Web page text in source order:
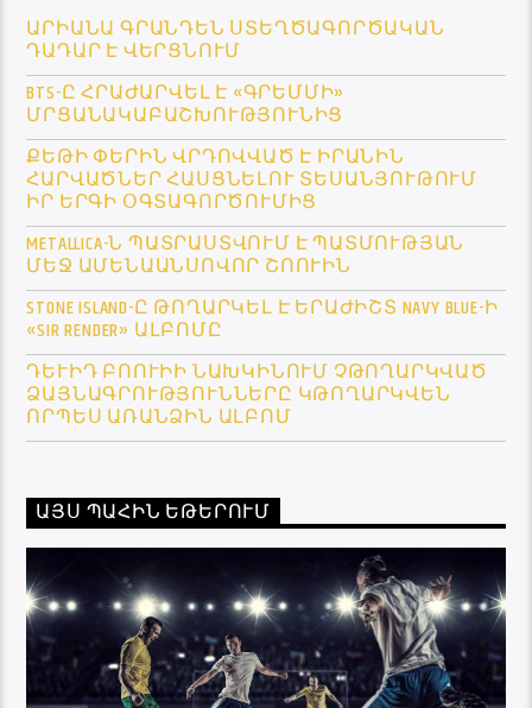
ԱՐԻԱՆԱ ԳՐԱՆԴԵՆ ՍՏԵՂԾԱԳՈՐԾԱԿԱՆ
ԴԱԴԱՐ Է ՎԵՐՑՆՈՒՄ
BTS-Ը ՀՐԱԺԱՐՎԵԼ Է «ԳՐԵՄՄԻ»
ՄՐՑԱՆԱԿԱԲԱՇԽՈՒԹՅՈՒՆԻՑ
ՔԵԹԻ ՓԵՐԻՆ ՎՐԴՈՎՎԱԾ Է ԻՐԱՆԻՆ
ՀԱՐՎԱԾՆԵՐ ՀԱՍՑՆԵԼՈՒ ՏԵՍԱՆՅՈՒԹՈՒՄ
ԻՐ ԵՐԳԻ ՕԳՏԱԳՈՐԾՈՒՄԻՑ
METALLICA-Ն ՊԱՏՐԱՍՏՎՈՒՄ Է ՊԱՏՄՈՒԹՅԱՆ
ՄԵՋ ԱՄԵՆԱԱՆՍՈՎՈՐ ՇՈՈՒԻՆ
STONE ISLAND-Ը ԹՈՂԱՐԿԵԼ Է ԵՐԱԺԻՇՏ NAVY BLUE-Ի
«SIR RENDER» ԱԼԲՈՄԸ
ԴԵՒԻԴ ԲՈՈՒԻԻ ՆԱԽԿԻՆՈՒՄ ՉԹՈՂԱՐԿՎԱԾ Ձ
ԱՅՆԱԳՐՈՒԹՅՈՒՆՆԵՐԸ ԿԹՈՂԱՐԿՎԵՆ Ո
ՐՊԵՍ ԱՌԱՆՁԻՆ ԱԼԲՈՄ
ԱՅՍ ՊԱՀԻՆ ԵԹԵՐՈՒՄ